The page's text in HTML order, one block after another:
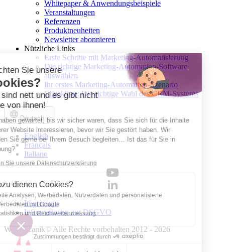
Möchten Sie unsere
Cookies?
Sie sind nett und es gibt nicht
viele von ihnen!
Wir haben gewartet, bis wir sicher waren, dass Sie sich für die Inhalte
unserer Website interessieren, bevor wir Sie gestört haben. Wir
würden Sie gerne bei Ihrem Besuch begleiten… Ist das für Sie in
Ordnung?
Lesen Sie unsere Datenschutzerklärung
Wozu dienen Cookies?
Teile Analysen, Werbedaten, Nutzerdaten und personalisierte
Werbedaten mit Google
Statistiken und Reichweitenmessung
Zustimmungen bestätigt durch
Whitepaper & Anwendungsbeispiele
Veranstaltungen
Referenzen
Produktneuheiten
Newsletter abonnieren
Nützliche Links
Erste Schritte mit Marketing-Automatisierung
Die richtige Marketing-Automation-Software
auswählen
Ihr erstes Marketing-Automation-Szenario
Checkliste: Die richtige Wahl des CRM-Systems
Deutsch
English
Français
Italiano
Impressum
Informationen zur DSGVO
Webmecanik© Alle Rechte vorbehalten 2012 - 2026